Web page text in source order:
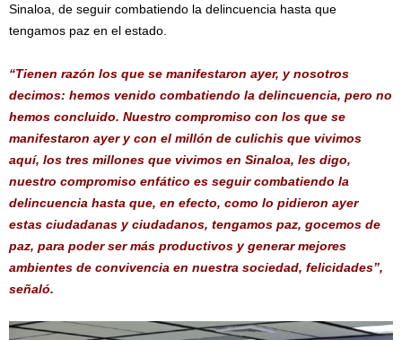
Sinaloa, de seguir combatiendo la delincuencia hasta que
tengamos paz en el estado.
“Tienen razón los que se manifestaron ayer, y nosotros
decimos: hemos venido combatiendo la delincuencia, pero no
hemos concluido. Nuestro compromiso con los que se
manifestaron ayer y con el millón de culichis que vivimos
aquí, los tres millones que vivimos en Sinaloa, les digo,
nuestro compromiso enfático es seguir combatiendo la
delincuencia hasta que, en efecto, como lo pidieron ayer
estas ciudadanas y ciudadanos, tengamos paz, gocemos de
paz, para poder ser más productivos y generar mejores
ambientes de convivencia en nuestra sociedad, felicidades”,
señaló.